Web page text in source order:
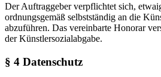
Der Auftraggeber verpflichtet sich,
ordnungsgemäß selbstständig an die
abzuführen. Das vereinbarte Honorar
der Künstlersozialabgabe.
§ 4 Datenschutz